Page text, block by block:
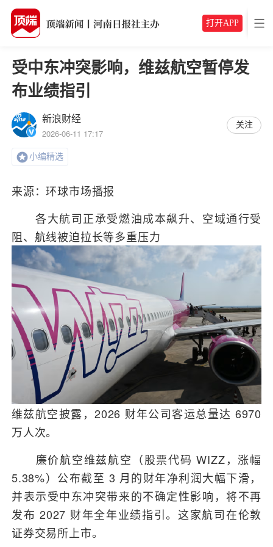
打开APP
受中东冲突影响，维兹航空暂停发
布业绩指引
新浪财经
2026-06-11 17:17
关注
小编精选
来源：环球市场播报
各大航司正承受燃油成本飙升、空域通行受
阻、航线被迫拉长等多重压力
维兹航空披露，2026 财年公司客运总量达 6970
万人次。
廉价航空维兹航空（股票代码 WIZZ，涨幅
5.38%）公布截至 3 月的财年净利润大幅下滑，
并表示受中东冲突带来的不确定性影响，将不再
发布 2027 财年全年业绩指引。这家航司在伦敦
证券交易所上市。